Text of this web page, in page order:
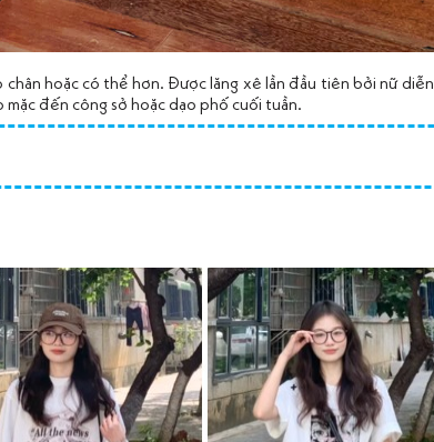
chân hoặc có thể hơn. Được lăng xê lần đầu tiên bởi nữ
đến công sở hoặc dạo phố cuối tuần.